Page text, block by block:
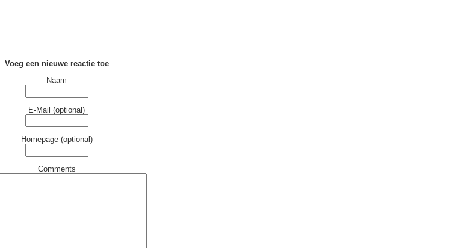
Voeg een nieuwe reactie toe
Naam
E-Mail (optional)
Homepage (optional)
Comments